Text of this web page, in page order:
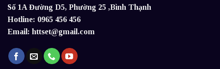
Số 1A Đường D5, Phường 25 ,Bình Thạnh
Hotline: 0965 456 456
Email: httset@gmail.com